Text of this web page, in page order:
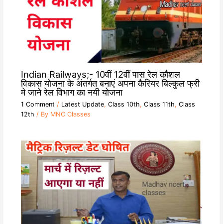
Indian Railways;- 10वीं 12वीं पास रेल कौशल
विकास योजना के अंतर्गत बनाएं अपना कैरियर बिल्कुल फ्री
मे जाने रेल विभाग का नयी योजना
1 Comment / Latest Update, Class 10th, Class 11th, Class
12th / By MNC Classes